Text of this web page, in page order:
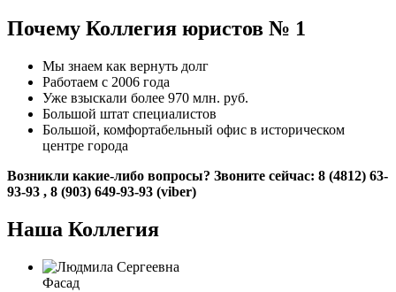
Почему Коллегия юристов № 1
Мы знаем как вернуть долг
Работаем с 2006 года
Уже взыскали более 970 млн. руб.
Большой штат специалистов
Большой, комфортабельный офис в историческом
центре города
Возникли какие-либо вопросы? Звоните сейчас: 8 (4812) 63-
93-93 , 8 (903) 649-93-93 (viber)
Наша Коллегия
Фасад